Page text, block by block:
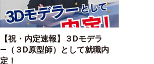
【祝・内定速報】３Dモデラ
―（３D原型師）として就職内
定！